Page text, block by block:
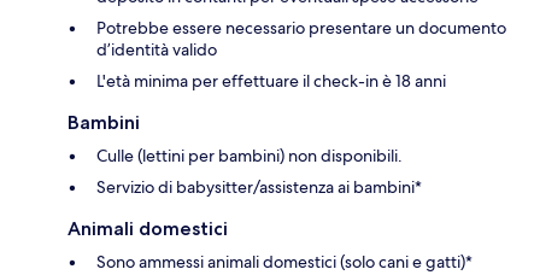
Potrebbe essere necessario presentare un documento
d’identità valido
L'età minima per effettuare il check-in è 18 anni
Bambini
Culle (lettini per bambini) non disponibili.
Servizio di babysitter/assistenza ai bambini*
Animali domestici
Sono ammessi animali domestici (solo cani e gatti)*